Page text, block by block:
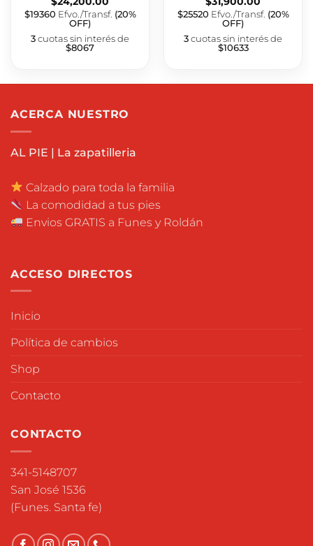
$19360 Efvo./Transf. (20%
OFF)
3cuotas sin interés de
$8067
$25520 Efvo./Transf. (20%
OFF)
3cuotas sin interés de
$10633
ACERCA NUESTRO
AL PIE | La zapatilleria
Calzado para toda la familia
La comodidad a tus pies
Envios GRATIS a Funes y Roldán
ACCESO DIRECTOS
Inicio
Política de cambios
Shop
Contacto
CONTACTO
341-5148707
San José 1536
(Funes. Santa fe)